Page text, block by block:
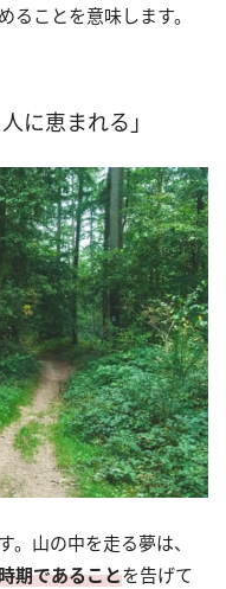
ことを意味します。
に恵まれる」
山の中を走る夢は、
期であることを告げて